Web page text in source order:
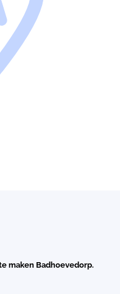
maken Badhoevedorp.